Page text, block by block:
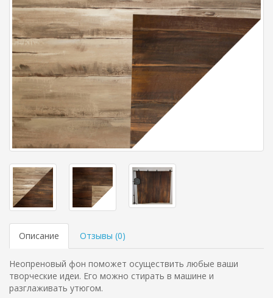
Описание Отзывы (0)
Неопреновый фон поможет осуществить любые ваши
творческие идеи. Его можно стирать в машине и
разглаживать утюгом.